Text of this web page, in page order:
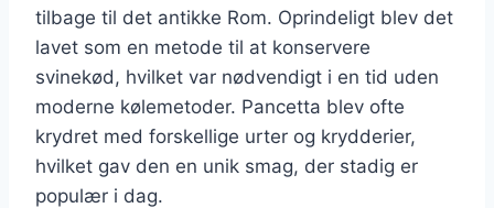
tilbage til det antikke Rom. Oprindeligt blev det
lavet som en metode til at konservere
svinekød, hvilket var nødvendigt i en tid uden
moderne kølemetoder. Pancetta blev ofte
krydret med forskellige urter og krydderier,
hvilket gav den en unik smag, der stadig er
populær i dag.